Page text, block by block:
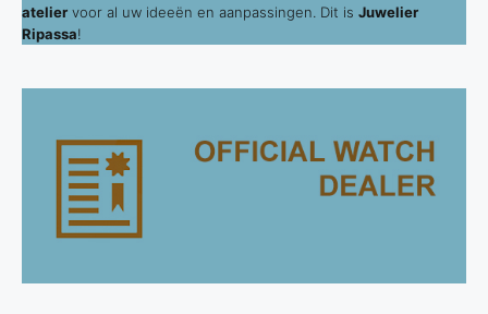
atelier voor al uw ideeën en aanpassingen. Dit is Juwelier
Ripassa!